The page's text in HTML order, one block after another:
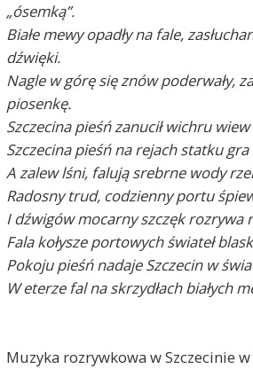
„ósemką”.
Białe mewy opadły na fale,
dźwięki.
Nagle w górę się znów poderwały,
piosenkę.
Szczecina pieśń zanucił wichru
Szczecina pieśń na rejach statku
A zalew lśni, falują srebrne wody
Radosny trud, codzienny portu
I dźwigów mocarny szczęk rozrywa
Fala kołysze portowych świateł
Pokoju pieśń nadaje Szczecin w
W eterze fal na skrzydłach białych
Muzyka rozrywkowa w Szczecinie